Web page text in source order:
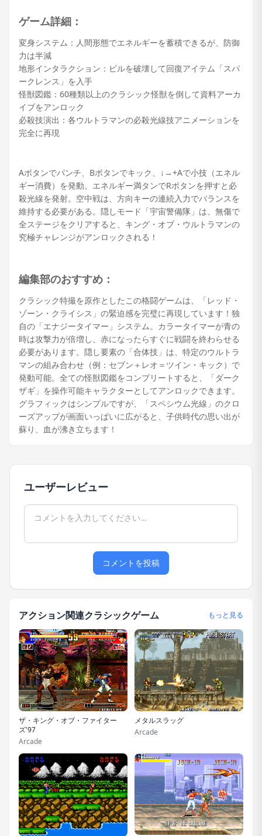
ゲーム詳細：
変身システム：人間形態でエネルギーを蓄積できるが、防御
力は半減
地形インタラクション：ビルを破壊して回復アイテム「スパ
ークレンス」を入手
怪獣図鑑：60種類以上のクラシック怪獣を倒して資料アーカ
イブをアンロック
必殺技演出：各ウルトラマンの必殺光線技アニメーションを
完全に再現
Aボタンでパンチ、Bボタンでキック、↓→+Aで小技（エネル
ギー消費）を発動。エネルギー満タンでRボタンを押すと必
殺光線を発射。空中戦は、方向キーの連続入力でバランスを
維持する必要がある。隠しモード「宇宙警備隊」は、無傷で
全ステージをクリアすると、キング・オブ・ウルトラマンの
究極チャレンジがアンロックされる！
編集部のおすすめ：
クラシック特撮を原作としたこの格闘ゲームは、「レッド・
ゾーン・クライシス」の緊迫感を完璧に再現しています！独
自の「エナジータイマー」システム。カラータイマーが青の
時は攻撃力が倍増し、赤になったらすぐに戦闘を終わらせる
必要があります。隠し要素の「合体技」は、特定のウルトラ
マンの組み合わせ（例：セブン＋レオ＝ツイン・キック）で
発動可能。全ての怪獣図鑑をコンプリートすると、「ダーク
ザギ」を操作可能キャラクターとしてアンロックできます。
グラフィックはシンプルですが、「スペシウム光線」のクロ
ーズアップが画面いっぱいに広がると、子供時代の思い出が
蘇り、血が沸き立ちます！
ユーザーレビュー
コメントを投稿
アクション関連クラシックゲーム もっと見る
ザ・キング・オブ・ファイター
ズ'97
Arcade
メタルスラッグ
Arcade